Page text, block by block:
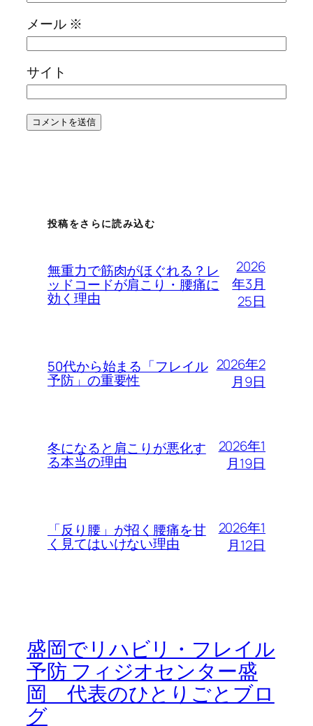
メール ※
サイト
投稿をさらに読み込む
無重力で筋肉がほぐれる？レ
ッドコードが肩こり・腰痛に
効く理由
2026
年3月
25日
50代から始まる「フレイル
予防」の重要性
2026年2
月9日
冬になると肩こりが悪化す
る本当の理由
2026年1
月19日
「反り腰」が招く腰痛を甘
く見てはいけない理由
2026年1
月12日
盛岡でリハビリ・フレイル
予防 フィジオセンター盛
岡 代表のひとりごとブロ
グ